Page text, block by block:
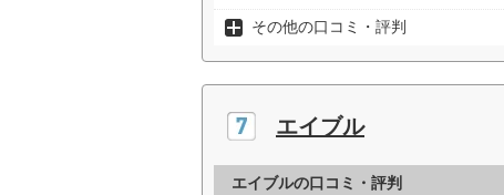
その他の口コミ・評判
エイブル
エイブルの口コミ・評判